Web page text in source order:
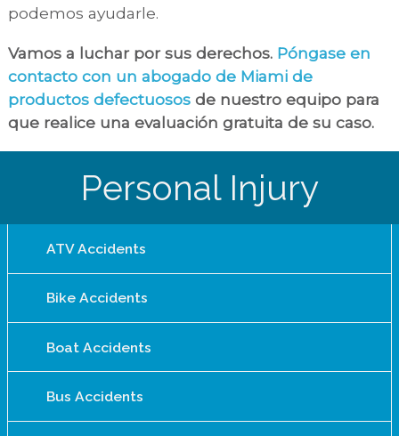
podemos ayudarle.
Vamos a luchar por sus derechos. Póngase en
contacto con un abogado de Miami de
productos defectuosos de nuestro equipo para
que realice una evaluación gratuita de su caso.
Personal Injury
ATV Accidents
Bike Accidents
Boat Accidents
Bus Accidents